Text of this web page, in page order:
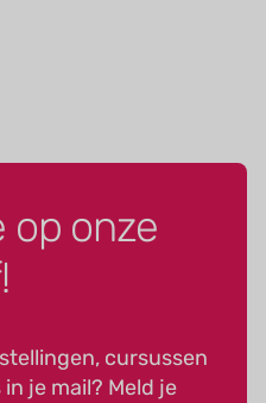
op onze
cursussen
je mail? Meld je